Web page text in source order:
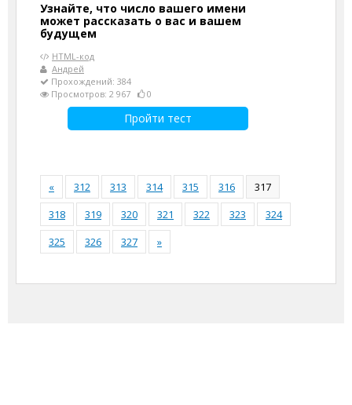
Узнайте, что число вашего имени
может рассказать о вас и вашем
будущем
HTML-код
Андрей
Прохождений: 384
Просмотров: 2 967
0
Пройти тест
« 312 313 314 315 316
317
318
319 320 321 322 323
324
325
326 327 »